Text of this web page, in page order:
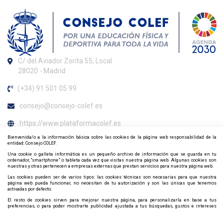
C/ del Aviador Zorita 55, Local
28020 - Madrid
(+34) 91 501 05 99
consejo@consejo-colef.es
https://www.plataformacolef.es
Horario de atención al colegiado
De lunes a viernes de 09:00 h. a 20:00 h.
Contacta y síguenos por redes sociales
Bienvenida/o a la información básica sobre las cookies de la página web responsabilidad de la
entidad: Consejo COLEF.
Una cookie o galleta informática es un pequeño archivo de información que se guarda en tu
ordenador, “smartphone” o tableta cada vez que visitas nuestra página web. Algunas cookies son
nuestras y otras pertenecen a empresas externas que prestan servicios para nuestra página web.
Las cookies pueden ser de varios tipos: las cookies técnicas son necesarias para que nuestra
página web pueda funcionar, no necesitan de tu autorización y son las únicas que tenemos
activadas por defecto.
El resto de cookies sirven para mejorar nuestra página, para personalizarla en base a tus
preferencias, o para poder mostrarte publicidad ajustada a tus búsquedas, gustos e intereses